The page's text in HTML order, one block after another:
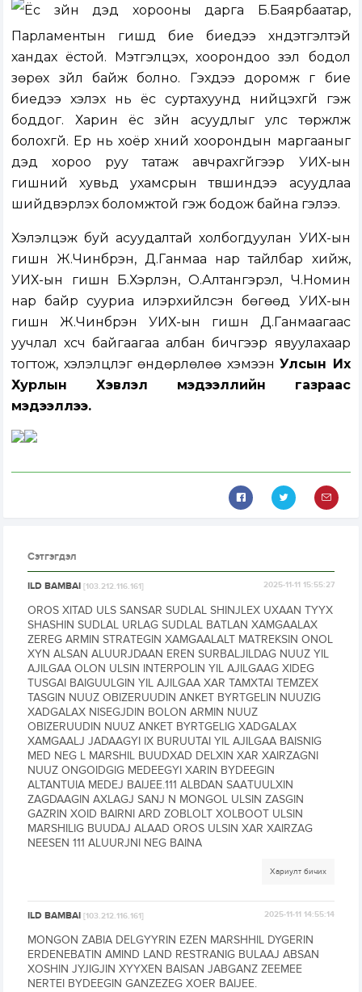
Ёс зүйн дэд хорооны дарга Б.Баярбаатар,
Парламентын гишүүд бие биедээ хүндэтгэлтэй
хандах ёстой. Мэтгэлцэх, хоорондоо үзэл бодол
зөрөх зүйл байж болно. Гэхдээ доромж үг бие
биедээ хэлэх нь ёс суртахуунд нийцэхгүй гэж
боддог. Харин ёс зүйн асуудлыг улс төржүүлж
болохгүй. Ер нь хоёр хүний хоорондын маргааныг
дэд хороо руу татаж авчрахгүйгээр УИХ-ын
гишүүний хувьд ухамсрын түвшиндээ асуудлаа
шийдвэрлэх боломжтой гэж бодож байна гэлээ.
Хэлэлцэж буй асуудалтай холбогдуулан УИХ-ын
гишүүн Ж.Чинбүрэн, Д.Ганмаа нар тайлбар хийж,
УИХ-ын гишүүн Б.Хэрлэн, О.Алтангэрэл, Ч.Номин
нар байр сууриа илэрхийлсэн бөгөөд УИХ-ын
гишүүн Ж.Чинбүрэн УИХ-ын гишүүн Д.Ганмаагаас
уучлал хүсч байгаагаа албан бичгээр явуулахаар
тогтож, хэлэлцүүлэг өндөрлөлөө хэмээнУлсын Их
Хурлын Хэвлэл мэдээллийн газраас
мэдээллээ.
Сэтгэгдэл
ILD BAMBAI[103.212.116.161] 2025-11-11 15:55:27
OROS XITAD ULS SANSAR SUDLAL SHINJLEX UXAAN TYYX
SHASHIN SUDLAL URLAG SUDLAL BATLAN XAMGAALAX
ZEREG ARMIN STRATEGIN XAMGAALALT MATREKSIN ONOL
XYN ALSAN ALUURJDAAN EREN SURBALJILDAG NUUZ YIL
AJILGAA OLON ULSIN INTERPOLIN YIL AJILGAAG XIDEG
TUSGAI BAIGUULGIN YIL AJILGAA XAR TAMXTAI TEMZEX
TASGIN NUUZ OBIZERUUDIN ANKET BYRTGELIN NUUZIG
XADGALAX NISEGJDIN BOLON ARMIN NUUZ
OBIZERUUDIN NUUZ ANKET BYRTGELIG XADGALAX
XAMGAALJ JADAAGYI IX BURUUTAI YIL AJILGAA BAISNIG
MED NEG L MARSHIL BUUDXAD DELXIN XAR XAIRZAGNI
NUUZ ONGOIDGIG MEDEEGYI XARIN BYDEEGIN
ALTANTUIA MEDEJ BAIJEE.111 ALBDAN SAATUULXIN
ZAGDAAGIN AXLAGJ SANJ N MONGOL ULSIN ZASGIN
GAZRIN XOID BAIRNI ARD ZOBLOLT XOLBOOT ULSIN
MARSHILIG BUUDAJ ALAAD OROS ULSIN XAR XAIRZAG
NEESEN 111 ALUURJNI NEG BAINA
Хариулт бичих
ILD BAMBAI[103.212.116.161] 2025-11-11 14:55:14
MONGON ZABIA DELGYYRIN EZEN MARSHHIL DYGERIN
ERDENEBATIN AMIND LAND RESTRANIG BULAAJ ABSAN
XOSHIN JYJIGJIN XYYXEN BAISAN JABGANZ ZEEMEE
NERTEI BYDEEGIN GANZEZEG XOER BAIJEE.